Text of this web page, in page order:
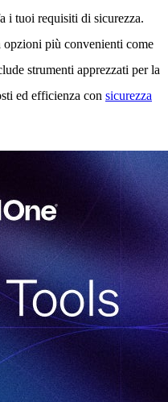
i tuoi requisiti di sicurezza.
opzioni più convenienti come
strumenti apprezzati per la
ed efficienza con sicurezza